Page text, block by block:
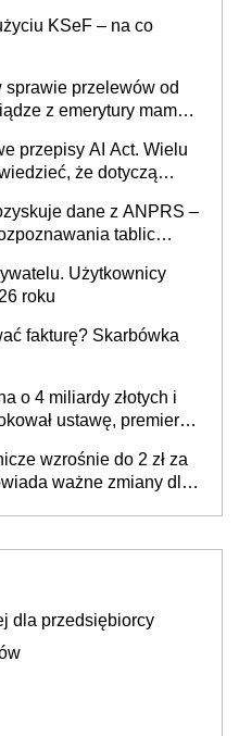
KSeF – na co
sprawie przelewów od
z emerytury mamy
przepisy AI Act. Wielu
że dotyczą
dane z ANPRS –
tablic
Użytkownicy
roku
fakturę? Skarbówka
o 4 miliardy złotych i
ustawę, premier
wzrośnie do 2 zł za
ważne zmiany dla
dla przedsiębiorcy